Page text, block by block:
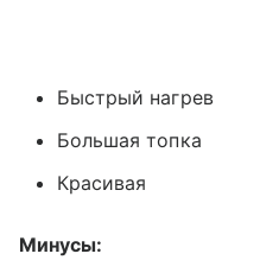
Быстрый нагрев
Большая топка
Красивая
Минусы: